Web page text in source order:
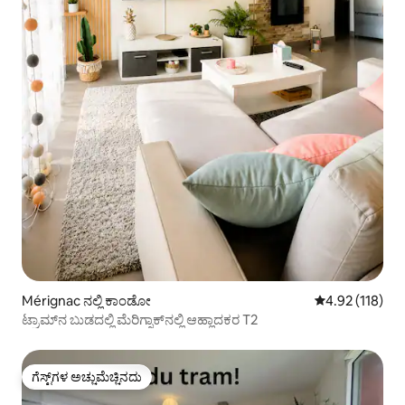
Mérignac ನಲ್ಲಿ ಕಾಂಡೋ 5 ರಲ್ಲಿ 4.92
4.92 (118)
ಟ್ರಾಮ್‌ನ ಬುಡದಲ್ಲಿ ಮೆರಿಗ್ನಾಕ್‌ನಲ್ಲಿ ಆಹ್ಲಾದಕರ T2
ಗೆಸ್ಟ್‌ಗಳ ಅಚ್ಚುಮೆಚ್ಚಿನದು
ಗೆಸ್ಟ್‌ಗಳ ಅಚ್ಚುಮೆಚ್ಚಿನದು